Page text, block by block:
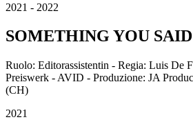
2021 - 2022
SOMETHING YOU
Ruolo: Editorassistentin - Regia: Luis De
Preiswerk - AVID - Produzione: JA
(CH)
2021